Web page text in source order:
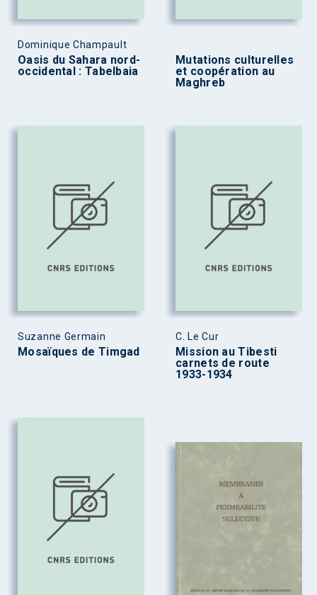
Dominique Champault
Oasis du Sahara nord-
occidental : Tabelbaia
Mutations culturelles
et coopération au
Maghreb
Suzanne Germain
Mosaïques de Timgad
C. Le Cur
Mission au Tibesti
carnets de route
1933-1934